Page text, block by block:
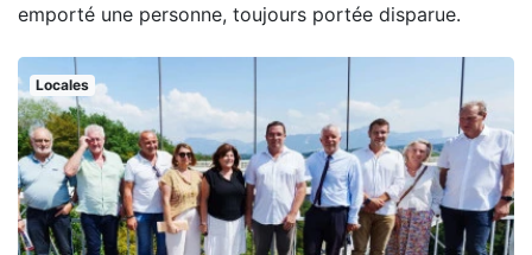
emporté une personne, toujours portée disparue.
Locales